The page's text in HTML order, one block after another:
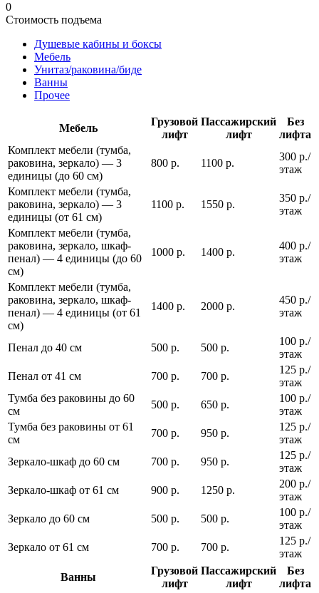
0
Стоимость подъема
Душевые кабины и боксы
Мебель
Унитаз/раковина/биде
Ванны
Прочее
Мебель
Грузовой
лифт
Пассажирский
лифт
Без
лифта
Комплект мебели (тумба,
раковина, зеркало) — 3
единицы (до 60 см)
800 р. 1100 р.
300 р./
этаж
Комплект мебели (тумба,
раковина, зеркало) — 3
единицы (от 61 см)
1100 р. 1550 р.
350 р./
этаж
Комплект мебели (тумба,
раковина, зеркало, шкаф-
пенал) — 4 единицы (до 60
см)
1000 р. 1400 р.
400 р./
этаж
Комплект мебели (тумба,
раковина, зеркало, шкаф-
пенал) — 4 единицы (от 61
см)
1400 р. 2000 р.
450 р./
этаж
Пенал до 40 см 500 р. 500 р.
100 р./
этаж
Пенал от 41 см
700 р. 700 р.
125 р./
этаж
Тумба без раковины до 60
см
500 р. 650 р.
100 р./
этаж
Тумба без раковины от 61
см
700 р. 950 р.
125 р./
этаж
Зеркало-шкаф до 60 см
700 р. 950 р.
125 р./
этаж
Зеркало-шкаф от 61 см
900 р. 1250 р.
200 р./
этаж
Зеркало до 60 см
500 р. 500 р.
100 р./
этаж
Зеркало от 61 см
700 р. 700 р.
125 р./
этаж
Ванны
Грузовой
лифт
Пассажирский
лифт
Без
лифта